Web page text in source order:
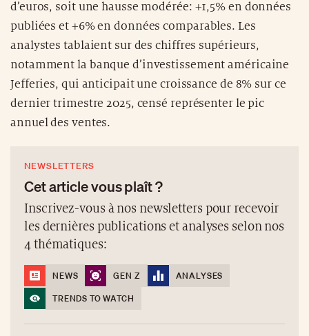
d’euros, soit une hausse modérée: +1,5% en données
publiées et +6% en données comparables. Les
analystes tablaient sur des chiffres supérieurs,
notamment la banque d’investissement américaine
Jefferies, qui anticipait une croissance de 8% sur ce
dernier trimestre 2025, censé représenter le pic
annuel des ventes.
NEWSLETTERS
Cet article vous plaît ?
Inscrivez-vous à nos newsletters pour recevoir
les dernières publications et analyses selon nos
4 thématiques:
NEWS GEN Z
ANALYSES
TRENDS TO WATCH